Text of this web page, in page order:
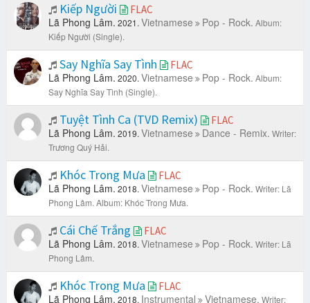
Kiếp Người FLAC
Lã Phong Lâm. 2021. Vietnamese Pop - Rock. Album:
Kiếp Người (Single).
Say Nghĩa Say Tình FLAC
Lã Phong Lâm. 2020. Vietnamese Pop - Rock. Album:
Say Nghĩa Say Tình (Single).
Tuyệt Tình Ca (TVD Remix) FLAC
Lã Phong Lâm. 2019. Vietnamese Dance - Remix. Writer:
Trương Quý Hải.
Khóc Trong Mưa FLAC
Lã Phong Lâm. 2018. Vietnamese Pop - Rock. Writer: Lã
Phong Lâm. Album: Khóc Trong Mưa.
Cái Chế Trắng FLAC
Lã Phong Lâm. 2018. Vietnamese Pop - Rock. Writer: Lã
Phong Lâm.
Khóc Trong Mưa FLAC
Lã Phong Lâm. 2018. Instrumental Vietnamese. Writer: